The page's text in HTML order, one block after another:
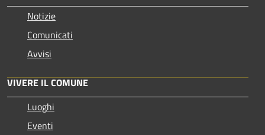
Notizie
Comunicati
Avvisi
VIVERE IL COMUNE
Luoghi
Eventi